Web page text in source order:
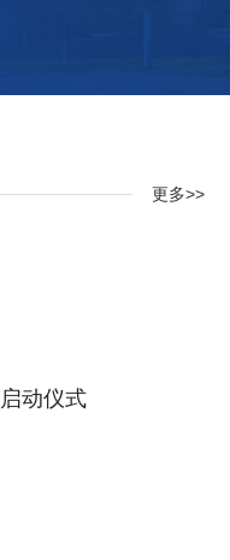
更多>>
动仪式